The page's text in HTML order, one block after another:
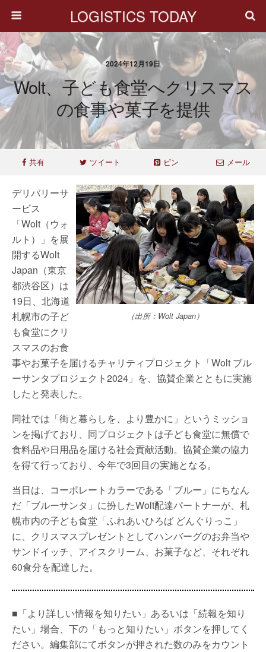
LOGISTICS TODAY
2024年12月19日
Wolt、子ども食堂へクリスマス
の食事や菓子を提供
共有 ツイート ピン メール
（出所：Wolt Japan）
デリバリーサ
ービス
「Wolt（ウォ
ルト）」を展
開するWolt
Japan（東京
都渋谷区）は
19日、北海道
札幌市の子ど
も食堂にクリ
スマスのお食
事やお菓子を届けるチャリティプロジェクト「Wolt ブル
ーサンタプロジェクト2024」を、協賛企業とともに実施
したと発表した。
同社では「街と暮らしを、より豊かに」というミッショ
ンを掲げており、同プロジェクトは子ども食堂に無償で
食料品や日用品を届ける社会貢献活動。協賛企業の協力
を得て行っており、今年で3回目の実施となる。
当日は、コーポレートカラーである「ブルー」にちなん
だ「ブルーサンタ」に扮したWolt配達パートナーが、札
幌市内の子ども食堂「ふれあいひろば どんぐりっこ」
に、クリスマスプレゼントとしてハンバーグのお弁当や
サンドイッチ、アイスクリーム、お菓子など、それぞれ
60食分を配達した。
■「より詳しい情報を知りたい」あるいは「続報を知り
たい」場合、下の「もっと知りたい」ボタンを押してく
ださい。編集部にてボタンが押された数のみをカウント